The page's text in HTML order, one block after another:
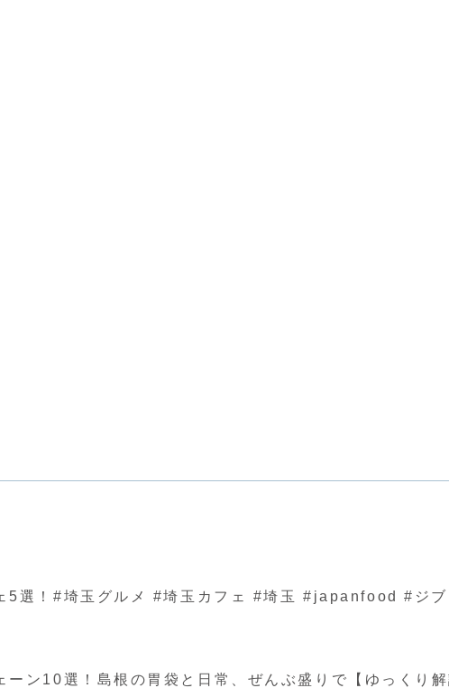
ェ5選！#埼玉グルメ #埼玉カフェ #埼玉 #japanfood #
ン10選！島根の胃袋と日常、ぜんぶ盛りで【ゆっくり解